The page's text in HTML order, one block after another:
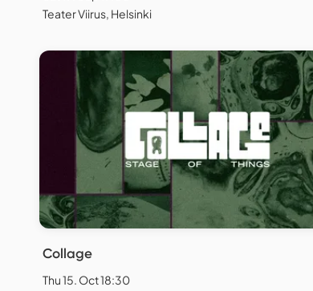
Teater Viirus, Helsinki
Collage
Thu 15. Oct 18:30